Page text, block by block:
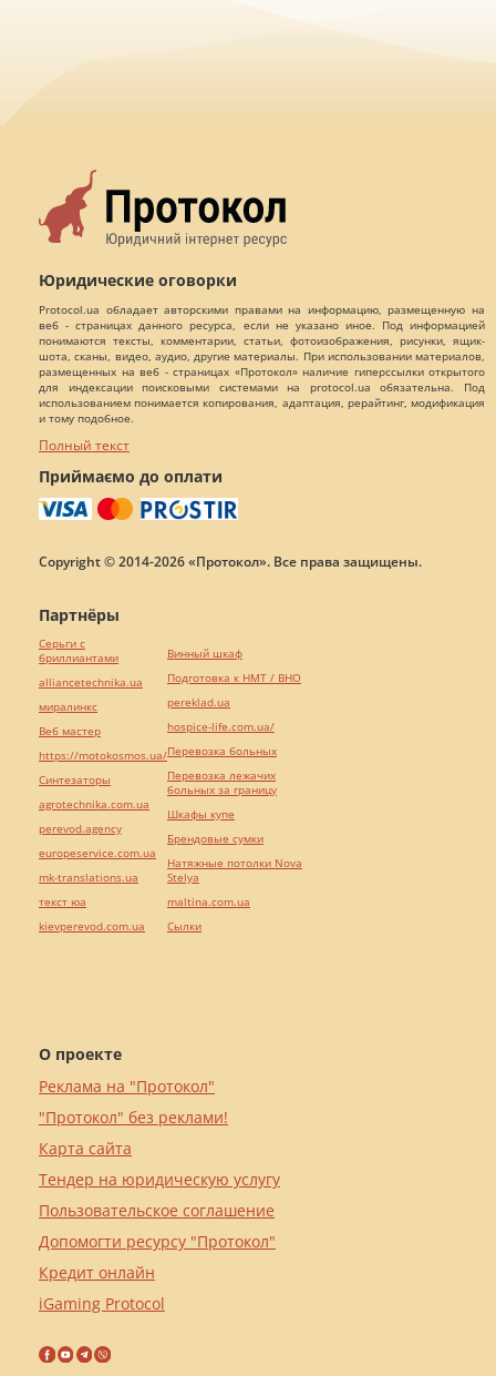
Юридические оговорки
Protocol.ua обладает авторскими правами на информацию, размещенную на
веб - страницах данного ресурса, если не указано иное. Под информацией
понимаются тексты, комментарии, статьи, фотоизображения, рисунки, ящик-
шота, сканы, видео, аудио, другие материалы. При использовании материалов,
размещенных на веб - страницах «Протокол» наличие гиперссылки открытого
для индексации поисковыми системами на protocol.ua обязательна. Под
использованием понимается копирования, адаптация, рерайтинг, модификация
и тому подобное.
Полный текст
Приймаємо до оплати
Copyright © 2014-2026 «Протокол». Все права защищены.
О проекте
Реклама на "Протокол"
"Протокол" без реклами!
Карта сайта
Тендер на юридическую услугу
Пользовательское соглашение
Допомогти ресурсу "Протокол"
Кредит онлайн
iGaming Protocol
Партнёры
Серьги с
бриллиантами
alliancetechnika.ua
миралинкс
Веб мастер
https://motokosmos.ua/
Синтезаторы
agrotechnika.com.ua
perevod.agency
europeservice.com.ua
mk-translations.ua
текст юа
kievperevod.com.ua
Винный шкаф
Подготовка к НМТ / ВНО
pereklad.ua
hospice-life.com.ua/
Перевозка больных
Перевозка лежачих
больных за границу
Шкафы купе
Брендовые сумки
Натяжные потолки Nova
Stelya
maltina.com.ua
Cылки